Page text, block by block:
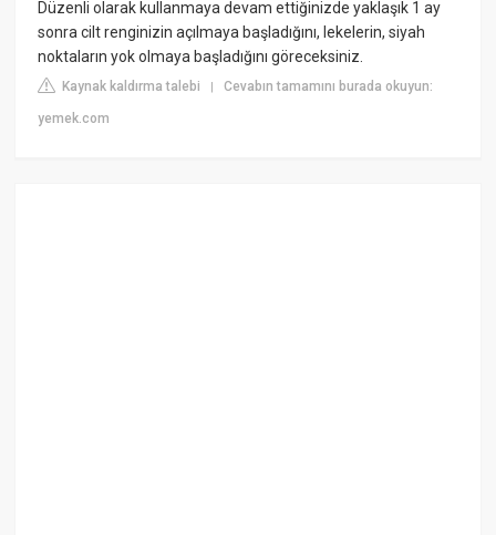
Düzenli olarak kullanmaya devam ettiğinizde yaklaşık 1 ay
sonra cilt renginizin açılmaya başladığını, lekelerin, siyah
noktaların yok olmaya başladığını göreceksiniz.
Kaynak kaldırma talebi |Cevabın tamamını burada okuyun:
yemek.com